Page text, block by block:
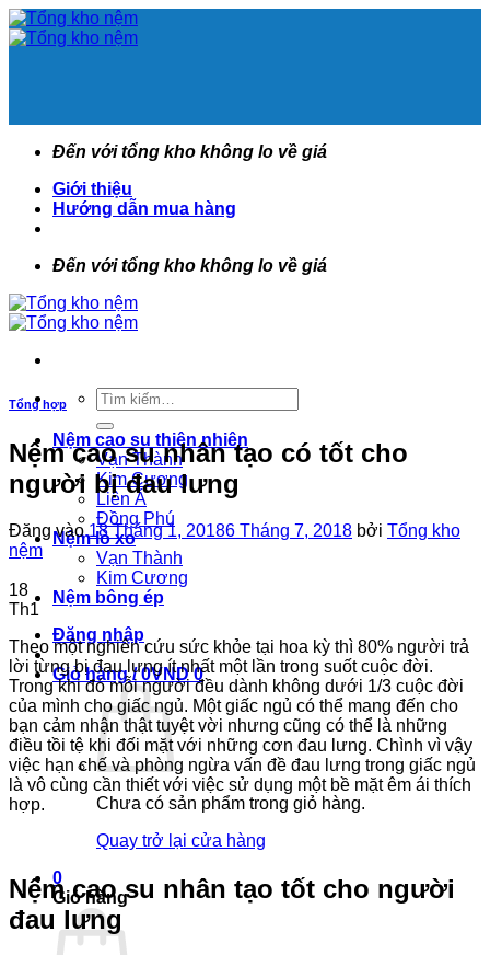
Bỏ
qua
Đến với tổng kho không lo về giá
Giới thiệu
Hướng dẫn mua hàng
Đến với tổng kho không lo về giá
Tìm
kiếm:
Nệm cao su thiên nhiên
Vạn Thành
Kim Cương
Liên Á
Đồng Phú
Nệm lò xo
Vạn Thành
Kim Cương
Nệm bông ép
Đăng nhập
Giỏ hàng /0VND 0
Chưa có sản phẩm trong giỏ hàng.
Quay trở lại cửa hàng
0
Giỏ hàng
Tổng hợp
Nệm cao su nhân tạo có tốt cho
người bị đau lưng
Đăng vào18 Tháng 1, 20186 Tháng 7, 2018 bởi Tổng kho
nệm
18
Th1
Theo một nghiên cứu sức khỏe tại hoa kỳ thì 80% người trả
lời từng bị đau lưng ít nhất một lần trong suốt cuộc đời.
Trong khi đó mỗi người đều dành không dưới 1/3 cuộc đời
của mình cho giấc ngủ. Một giấc ngủ có thể mang đến cho
bạn cảm nhận thật tuyệt vời nhưng cũng có thể là những
điều tồi tệ khi đối mặt với những cơn đau lưng. Chình vì vậy
việc hạn chế và phòng ngừa vấn đề đau lưng trong giấc ngủ
là vô cùng cần thiết với việc sử dụng một bề mặt êm ái thích
hợp.
Nệm cao su nhân tạo tốt cho người
đau lưng